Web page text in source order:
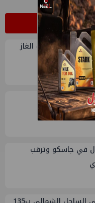
انتظام إمدادات الغاز
الشيمي
في جاسكو وترقب